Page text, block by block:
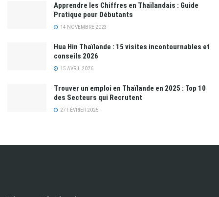
Apprendre les Chiffres en Thaïlandais : Guide
Pratique pour Débutants
14 NOVEMBRE 2023
Hua Hin Thaïlande : 15 visites incontournables et
conseils 2026
15 AVRIL 2026
Trouver un emploi en Thaïlande en 2025 : Top 10
des Secteurs qui Recrutent
27 FÉVRIER 2025